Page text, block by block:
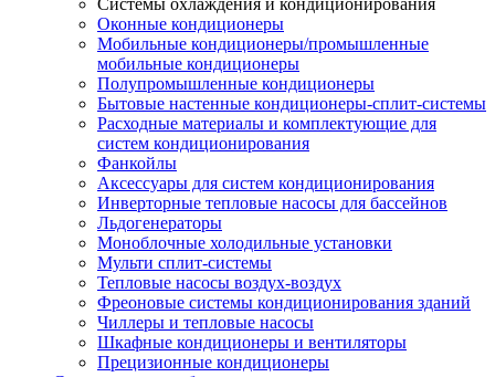
Системы охлаждения и кондиционирования
Оконные кондиционеры
Мобильные кондиционеры/промышленные
мобильные кондиционеры
Полупромышленные кондиционеры
Бытовые настенные кондиционеры-сплит-системы
Расходные материалы и комплектующие для
систем кондиционирования
Фанкойлы
Аксессуары для систем кондиционирования
Инверторные тепловые насосы для бассейнов
Льдогенераторы
Моноблочные холодильные установки
Мульти сплит-системы
Тепловые насосы воздух-воздух
Фреоновые системы кондиционирования зданий
Чиллеры и тепловые насосы
Шкафные кондиционеры и вентиляторы
Прецизионные кондиционеры